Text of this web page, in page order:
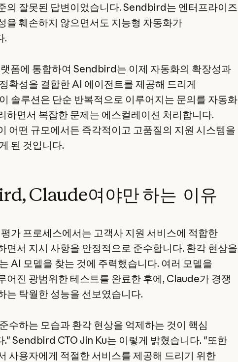
의 잘못된 답변이었습니다. Sendbird는 엔터프라이즈
을 훼손하지 않으면서도 지능형 자동화가
.
폼에 통합하여 Sendbird는 이제 자동화의 확장성과
확성을 결합한 AI 에이전트를 제공해 드리게
솔루션은 단순 반복적으로 이루어지는 문의를 자동화
하면서 복잡한 문제는 에스컬레이션 처리합니다.
어떤 규모에서든 즉각적이고 고품질의 지원 시스템을
된 것입니다.
Claude여야만 하는 이유
가 프로세스에서는 고객사 지원 서비스에 적합한
면서 지시 사항을 안정적으로 준수합니다. 환각 현상을
AI 모델을 찾는 것에 주력했습니다. 여러 모델을
어진 광범위한 테스트를 완료한 후에, Claude가 경쟁
는 탁월한 성능을 선보였습니다.
수하는 모습과 환각 현상을 억제하는 것이 핵심
." Sendbird CTO Jin Ku는 이렇게 밝혔습니다. "또한
사용자에게 적절한 서비스를 제공해 드리기 위한